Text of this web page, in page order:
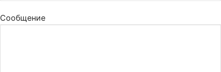
Сообщение